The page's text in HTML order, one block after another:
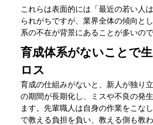
これらは表面的には「最近の若い人
られがちですが、業界全体の傾向と
系の不在が背景にあることが多いので
育成体系がないことで
ロス
育成の仕組みがないと、新人が独り
の期間が長期化し、ミスや不良の発
ます。先輩職人は自身の作業をこな
で教える負担を負い、教える側も教